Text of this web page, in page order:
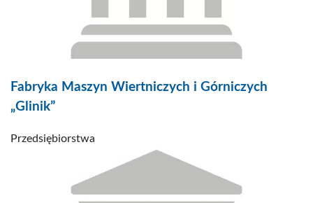
Fabryka Maszyn Wiertniczych i Górniczych
„Glinik”
Przedsiębiorstwa